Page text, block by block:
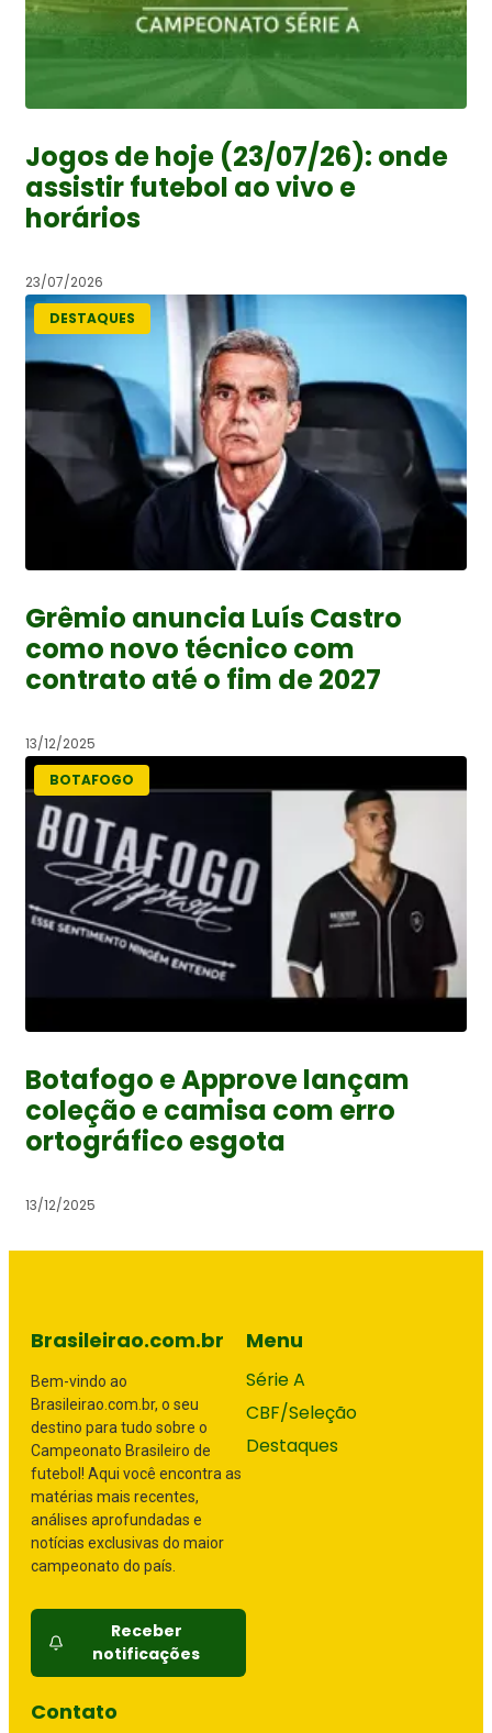
Jogos de hoje (23/07/26): onde
assistir futebol ao vivo e
horários
23/07/2026
DESTAQUES
Grêmio anuncia Luís Castro
como novo técnico com
contrato até o fim de 2027
13/12/2025
BOTAFOGO
Botafogo e Approve lançam
coleção e camisa com erro
ortográfico esgota
13/12/2025
Brasileirao.com.br
Bem-vindo ao
Brasileirao.com.br, o seu
destino para tudo sobre o
Campeonato Brasileiro de
futebol! Aqui você encontra as
matérias mais recentes,
análises aprofundadas e
notícias exclusivas do maior
campeonato do país.
Receber
notificações
Menu
Série A
CBF/Seleção
Destaques
Contato